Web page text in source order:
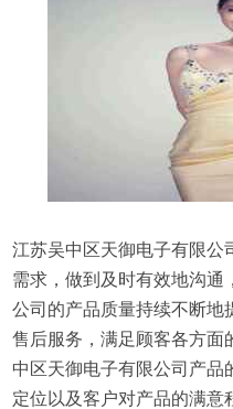
江苏吴中区天御电子有限公
需求，做到及时有效地沟通
公司的产品质量持续不断地
售后服务，满足顾客各方面
中区天御电子有限公司产品
定位以及客户对产品的满意